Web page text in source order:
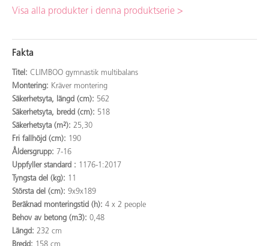
Visa alla produkter i denna produktserie >
Fakta
Titel: CLIMBOO gymnastik multibalans
Montering: Kräver montering
Säkerhetsyta, längd (cm): 562
Säkerhetsyta, bredd (cm): 518
Säkerhetsyta (m²): 25,30
Fri fallhöjd (cm): 190
Åldersgrupp: 7-16
Uppfyller standard : 1176-1:2017
Tyngsta del (kg): 11
Största del (cm): 9x9x189
Beräknad monteringstid (h): 4 x 2 people
Behov av betong (m3): 0,48
Längd: 232 cm
Bredd: 158 cm